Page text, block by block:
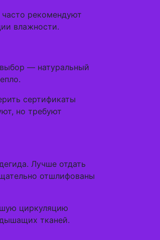
рекомендуют
влажности.
— натуральный
сертификаты
но требуют
Лучше отдать
отшлифованы
циркуляцию
тканей.